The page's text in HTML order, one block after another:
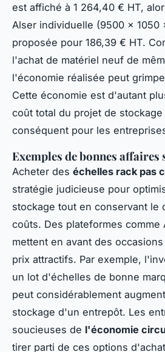
est affiché à 1 264,40 € HT,
Alser individuelle (9500 x 1050
proposée pour 186,39 € HT.
l'achat de matériel neuf de
l'économie réalisée peut
Cette économie est d'autant
coût total du projet de
conséquent pour les
Exemples de bonnes affaires
Acheter des échelles rack pas
stratégie judicieuse pour
stockage tout en conservant le
coûts. Des plateformes comme
mettent en avant des
prix attractifs. Par exemple,
un lot d'échelles de bonne
peut considérablement
stockage d'un entrepôt. Les
soucieuses de l'économie
tirer parti de ces options